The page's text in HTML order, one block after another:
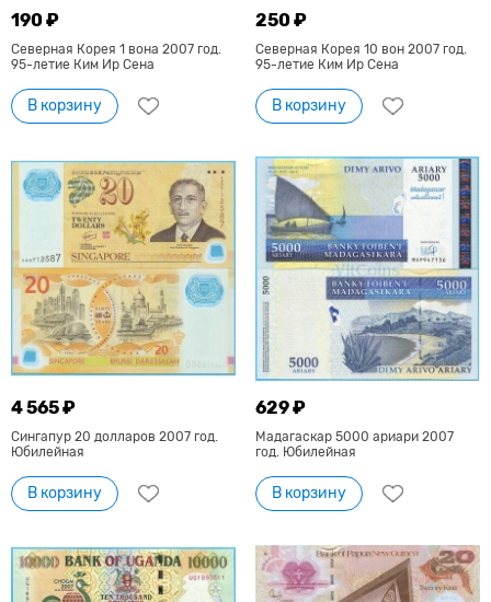
190 ₽
Северная Корея 1 вона 2007 год.
95-летие Ким Ир Сена
В корзину
250 ₽
Северная Корея 10 вон 2007 год.
95-летие Ким Ир Сена
В корзину
4 565 ₽
Сингапур 20 долларов 2007 год.
Юбилейная
В корзину
629 ₽
Мадагаскар 5000 ариари 2007
год. Юбилейная
В корзину